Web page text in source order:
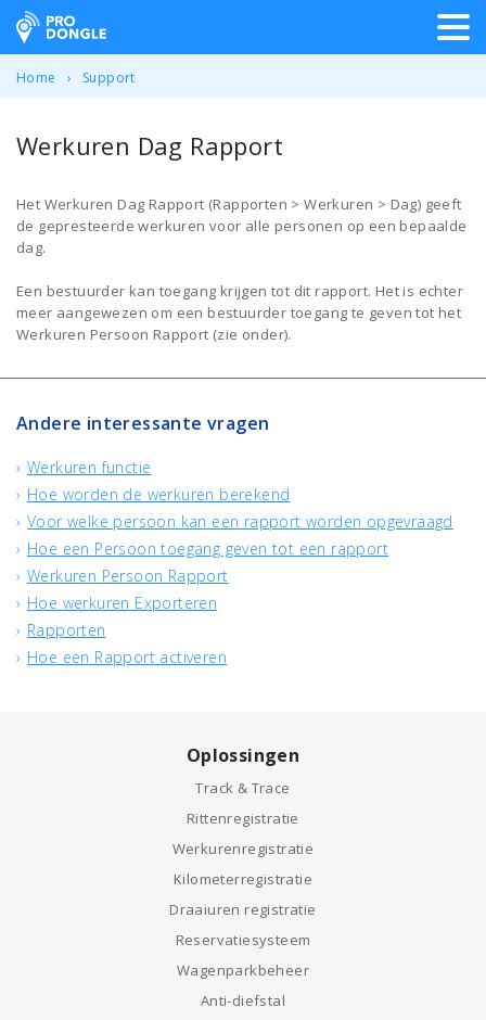
ProDongle Track & Trace
Home Support
Werkuren Dag Rapport
Het Werkuren Dag Rapport (Rapporten > Werkuren > Dag) geeft
de gepresteerde werkuren voor alle personen op een bepaalde
dag.
Een bestuurder kan toegang krijgen tot dit rapport. Het is echter
meer aangewezen om een bestuurder toegang te geven tot het
Werkuren Persoon Rapport (zie onder).
Andere interessante vragen
Werkuren functie
Hoe worden de werkuren berekend
Voor welke persoon kan een rapport worden opgevraagd
Hoe een Persoon toegang geven tot een rapport
Werkuren Persoon Rapport
Hoe werkuren Exporteren
Rapporten
Hoe een Rapport activeren
Oplossingen
Track & Trace
Rittenregistratie
Werkurenregistratie
Kilometerregistratie
Draaiuren registratie
Reservatiesysteem
Wagenparkbeheer
Anti-diefstal